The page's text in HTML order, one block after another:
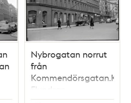
Nybrogatan norrut
från
Kommendörsgatan.Kv
Flundran